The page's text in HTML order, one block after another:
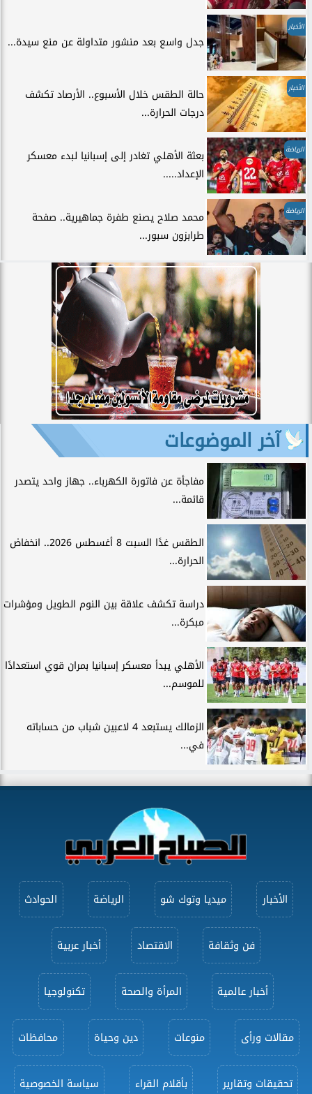
الأخبار
جدل واسع بعد منشور متداولة عن منع سيدة...
الأخبار
حالة الطقس خلال الأسبوع.. الأرصاد تكشف
درجات الحرارة...
الرياضة
بعثة الأهلي تغادر إلى إسبانيا لبدء معسكر
الإعداد.....
الرياضة
محمد صلاح يصنع طفرة جماهيرية.. صفحة
طرابزون سبور...
آخر الموضوعات
مفاجأة عن فاتورة الكهرباء.. جهاز واحد يتصدر
قائمة...
الطقس غدًا السبت 8 أغسطس 2026.. انخفاض
الحرارة...
دراسة تكشف علاقة بين النوم الطويل ومؤشرات
مبكرة...
الأهلي يبدأ معسكر إسبانيا بمران قوي استعدادًا
للموسم...
الزمالك يستبعد 4 لاعبين شباب من حساباته
في...
الأخبار ميديا وتوك شو الرياضة الحوادث
فن وثقافة الاقتصاد أخبار عربية
أخبار عالمية المرأة والصحة تكنولوجيا
مقالات ورأى منوعات دين وحياة محافظات
تحقيقات وتقارير بأقلام القراء سياسة الخصوصية